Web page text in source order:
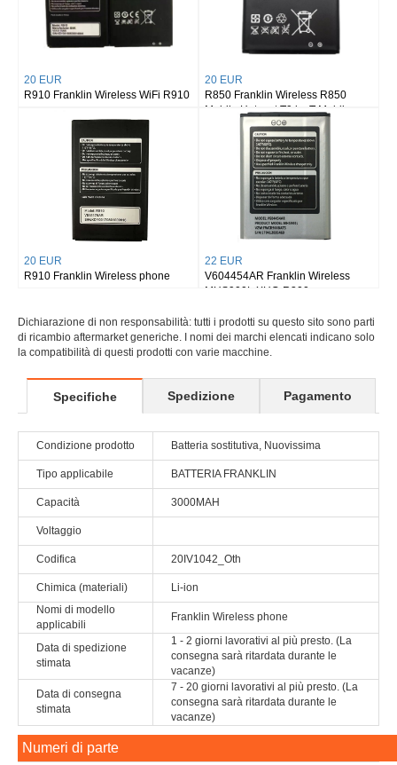
20 EUR
R910 Franklin Wireless WiFi R910
20 EUR
R850 Franklin Wireless R850
Mobile Hotspot T9 by T-Mobile
20 EUR
R910 Franklin Wireless phone
22 EUR
V604454AR Franklin Wireless
MHS900L XHG-R300
Dichiarazione di non responsabilità: tutti i prodotti su questo sito sono parti
di ricambio aftermarket generiche. I nomi dei marchi elencati indicano solo
la compatibilità di questi prodotti con varie macchine.
Specifiche Spedizione Pagamento
Condizione prodotto Batteria sostitutiva, Nuovissima
Tipo applicabile BATTERIA FRANKLIN
Capacità 3000MAH
Voltaggio
Codifica 20IV1042_Oth
Chimica (materiali)
Li-ion
Nomi di modello
applicabili
Franklin Wireless phone
Data di spedizione
stimata
1 - 2 giorni lavorativi al più presto. (La
consegna sarà ritardata durante le
vacanze)
Data di consegna
stimata
7 - 20 giorni lavorativi al più presto. (La
consegna sarà ritardata durante le
vacanze)
Numeri di parte